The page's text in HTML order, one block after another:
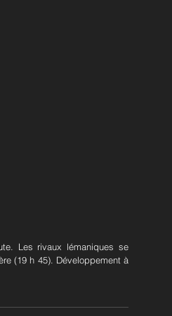
Les rivaux lémaniques se
(19 h 45). Développement à